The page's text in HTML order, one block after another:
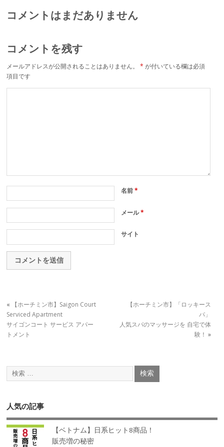
コメントはまだありません
コメントを残す
メールアドレスが公開されることはありません。 * が付いている欄は必須
項目です
名前*
メール*
サイト
«
【ホーチミン市】Saigon Court
Serviced Apartment
サイゴンコート サービス アパー
トメント
【ホーチミン市】「ロッキース
パ」
人気スパのマッサージを 自宅で体
験！ »
人気の記事
【ベトナム】日系ヒット8商品！
販売増の秘密